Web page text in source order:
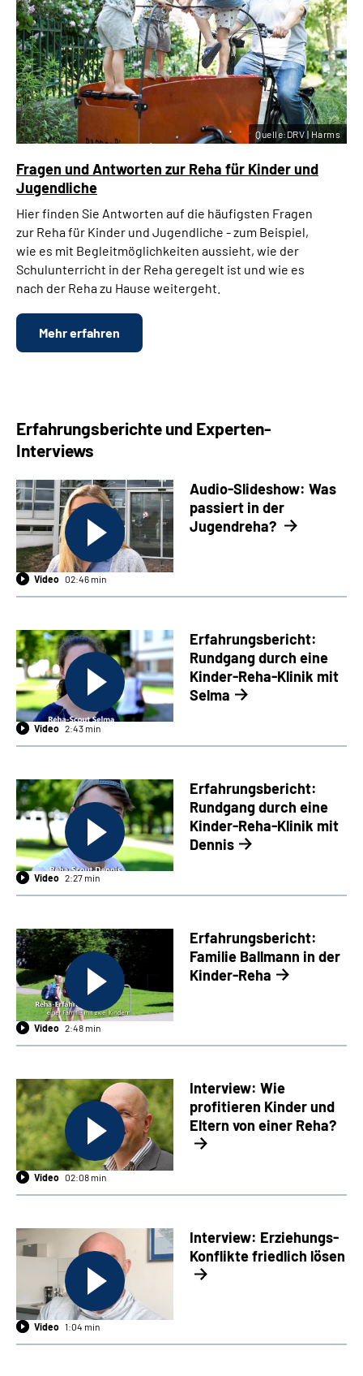
Fragen und Antworten zur Reha für Kinder und
Jugendliche
Hier finden Sie Antworten auf die häufigsten Fragen
zur Reha für Kinder und Jugendliche - zum Beispiel,
wie es mit Begleitmöglichkeiten aussieht, wie der
Schulunterricht in der Reha geregelt ist und wie es
nach der Reha zu Hause weitergeht.
Mehr erfahren
Quelle:DRV | Harms
Erfahrungsberichte und Experten-
Interviews
Audio-Slideshow: Was
passiert in der
Jugendreha?
Video 02:46 min
Erfahrungsbericht:
Rundgang durch eine
Kinder-Reha-Klinik mit
Selma
Video 2:43 min
Erfahrungsbericht:
Rundgang durch eine
Kinder-Reha-Klinik mit
Dennis
Video 2:27 min
Erfahrungsbericht:
Familie Ballmann in der
Kinder-Reha
Video 2:48 min
Interview: Wie
profitieren Kinder und
Eltern von einer Reha?
Video 02:08 min
Interview: Erziehungs-
Konflikte friedlich lösen
Video 1:04 min